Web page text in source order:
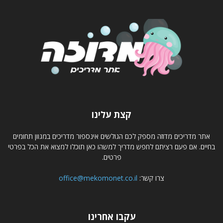
קצת עלינו
אתר מדריכים מדוזה מספק לכם הגולשים אינספור מדריכים במגוון תחומים
בחיים. אם פעם רציתם לחפש מדריך למשהו כאן תוכלו למצוא את הכל בפרטי
פרטים.
צרו קשר: office@mekomonet.co.il
עקבו אחרינו